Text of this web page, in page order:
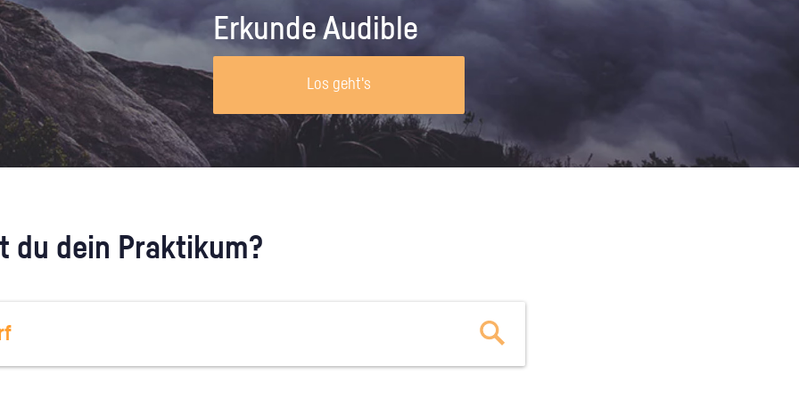
Unternehmen lohnt, wie man sich
vorbereitet und wie ein Vorab-Anruf
abläuft.
Erkunde Audible
Los geht's
du dein Praktikum?